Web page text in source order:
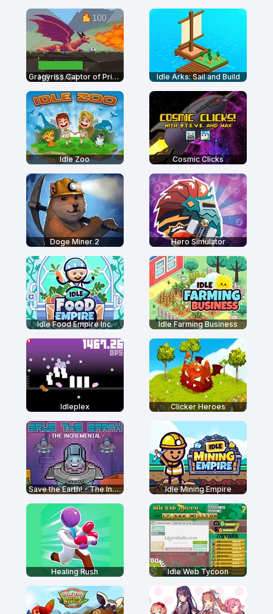
Gragyriss Captor of Princesses Idle Arks: Sail and Build
Idle Zoo Cosmic Clicks
Doge Miner 2 Hero Simulator
Idle Food Empire Inc. Idle Farming Business
Idleplex Clicker Heroes
Save the Earth! - The Incremental Idle Mining Empire
Healing Rush Idle Web Tycoon